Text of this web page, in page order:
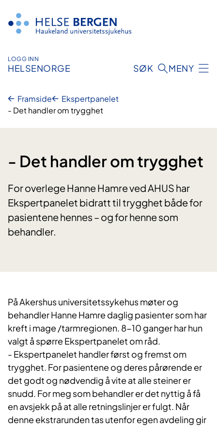
innhald
LOGG INN
HELSENORGE SØK MENY
Framside
Ekspertpanelet
- Det handler om trygghet
- Det handler om trygghet
For overlege Hanne Hamre ved AHUS har
Ekspertpanelet bidratt til trygghet både for
pasientene hennes – og for henne som
behandler.
​På Akershus universitetssykehus møter og
behandler Hanne Hamre daglig pasienter som har
kreft i mage /tarmregionen. 8-10 ganger har hun
valgt å spørre Ekspertpanelet om råd.
- Ekspertpanelet handler først og fremst om
trygghet. For pasientene og deres pårørende er
det godt og nødvendig å vite at alle steiner er
snudd. For meg som behandler er det nyttig å få
en avsjekk på at alle retningslinjer er fulgt. Når
denne ekstrarunden tas utenfor egen avdeling gir